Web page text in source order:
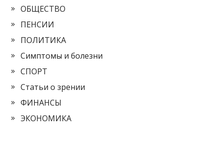
ОБЩЕСТВО
ПЕНСИИ
ПОЛИТИКА
Симптомы и болезни
СПОРТ
Статьи о зрении
ФИНАНСЫ
ЭКОНОМИКА